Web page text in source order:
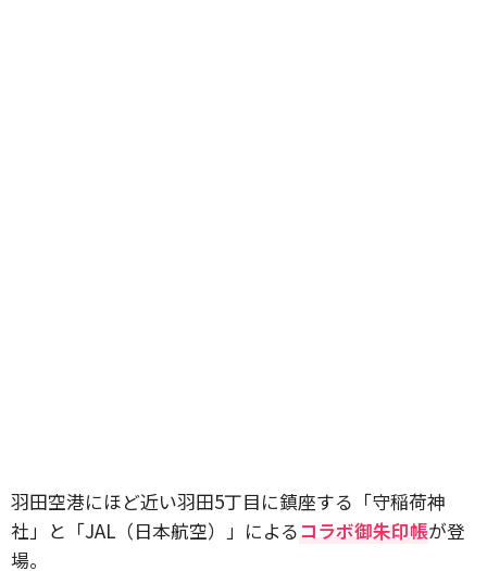
羽田空港にほど近い羽田5丁目に鎮座する「守稲荷神
社」と「JAL（日本航空）」によるコラボ御朱印帳が登
場。